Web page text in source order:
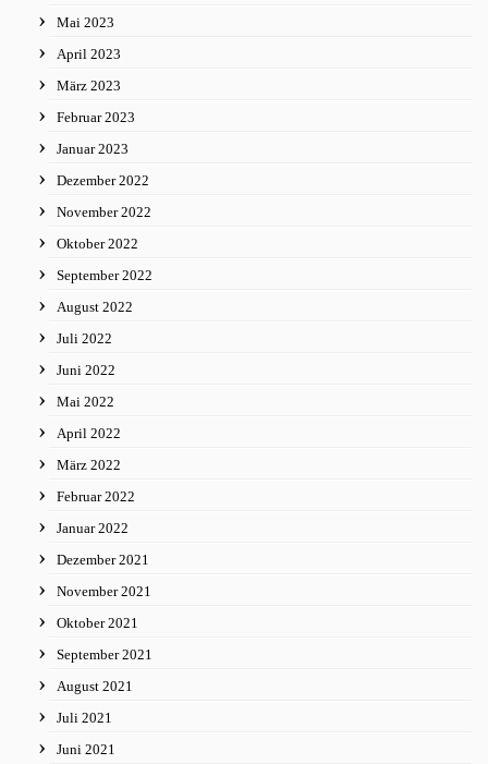
Mai 2023
April 2023
März 2023
Februar 2023
Januar 2023
Dezember 2022
November 2022
Oktober 2022
September 2022
August 2022
Juli 2022
Juni 2022
Mai 2022
April 2022
März 2022
Februar 2022
Januar 2022
Dezember 2021
November 2021
Oktober 2021
September 2021
August 2021
Juli 2021
Juni 2021